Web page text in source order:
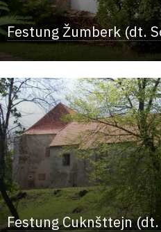
Festung Žumberk (dt.
Festung Cuknšttejn